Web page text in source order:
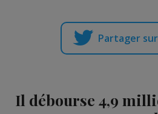
Partager
Il débourse 4,9